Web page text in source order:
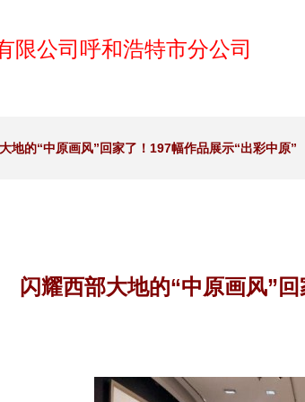
限公司呼和浩特市分公司
地的“中原画风”回家了！197幅作品展示“出彩中原”
闪耀西部大地的“中原画风”